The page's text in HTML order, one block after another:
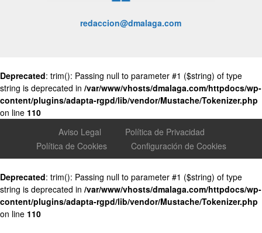
redaccion@dmalaga.com
Deprecated: trim(): Passing null to parameter #1 ($string) of type
string is deprecated in /var/www/vhosts/dmalaga.com/httpdocs/wp-
content/plugins/adapta-rgpd/lib/vendor/Mustache/Tokenizer.php
on line 110
Aviso Legal
Política de Privacidad
Política de Cookies
Configuración de Cookies
Deprecated: trim(): Passing null to parameter #1 ($string) of type
string is deprecated in /var/www/vhosts/dmalaga.com/httpdocs/wp-
content/plugins/adapta-rgpd/lib/vendor/Mustache/Tokenizer.php
on line 110